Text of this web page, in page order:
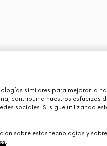
similares para mejorar la
contribuir a nuestros
sociales. Si sigue utilizando
sobre estas tecnologías y
.